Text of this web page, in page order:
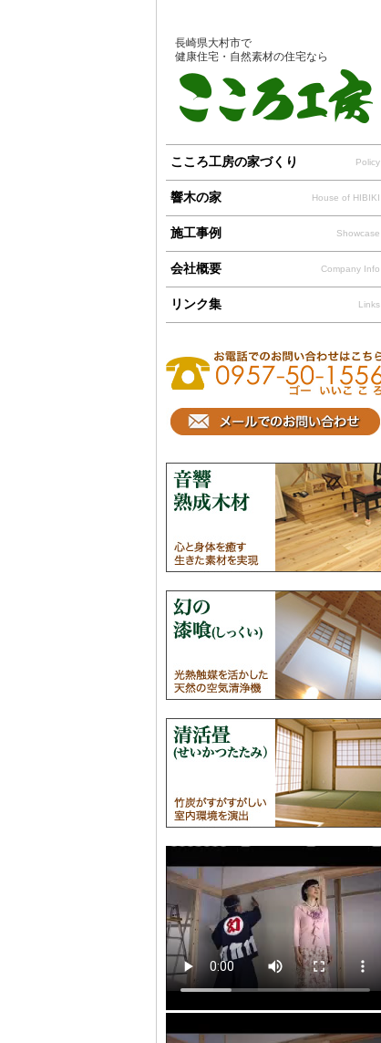
長崎県大村市で
健康住宅・自然素材の住宅なら
こころ工房の家づくり Policy
響木の家 House of HIBIKI
施工事例 Showcase
会社概要 Company Info
リンク集 Links